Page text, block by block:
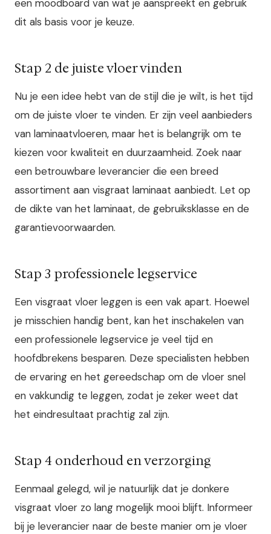
een moodboard van wat je aanspreekt en gebruik
dit als basis voor je keuze.
Stap 2 de juiste vloer vinden
Nu je een idee hebt van de stijl die je wilt, is het tijd
om de juiste vloer te vinden. Er zijn veel aanbieders
van laminaatvloeren, maar het is belangrijk om te
kiezen voor kwaliteit en duurzaamheid. Zoek naar
een betrouwbare leverancier die een breed
assortiment aan visgraat laminaat aanbiedt. Let op
de dikte van het laminaat, de gebruiksklasse en de
garantievoorwaarden.
Stap 3 professionele legservice
Een visgraat vloer leggen is een vak apart. Hoewel
je misschien handig bent, kan het inschakelen van
een professionele legservice je veel tijd en
hoofdbrekens besparen. Deze specialisten hebben
de ervaring en het gereedschap om de vloer snel
en vakkundig te leggen, zodat je zeker weet dat
het eindresultaat prachtig zal zijn.
Stap 4 onderhoud en verzorging
Eenmaal gelegd, wil je natuurlijk dat je donkere
visgraat vloer zo lang mogelijk mooi blijft. Informeer
bij je leverancier naar de beste manier om je vloer